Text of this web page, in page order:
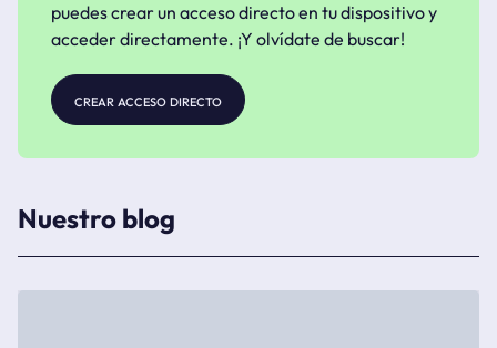
puedes crear un acceso directo en tu dispositivo y
acceder directamente. ¡Y olvídate de buscar!
crear acceso directo
Nuestro blog